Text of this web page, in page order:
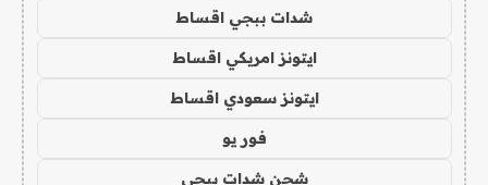
شدات ببجي اقساط
ايتونز امريكي اقساط
ايتونز سعودي اقساط
فور يو
شحن شدات ببجي